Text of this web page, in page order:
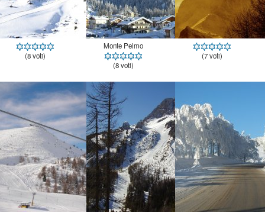
(8 voti)
Monte Pelmo
(8 voti)
(7 voti)